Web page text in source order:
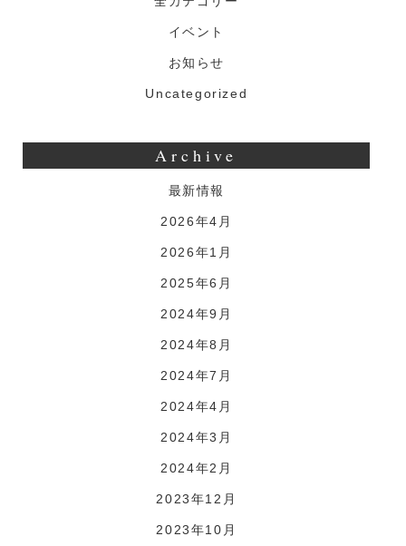
イベント
お知らせ
Uncategorized
Archive
最新情報
2026年4月
2026年1月
2025年6月
2024年9月
2024年8月
2024年7月
2024年4月
2024年3月
2024年2月
2023年12月
2023年10月